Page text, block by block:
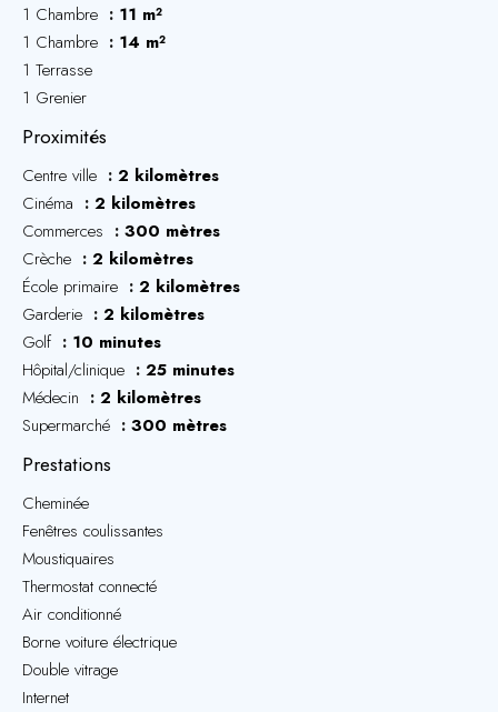
1 Chambre
11 m²
1 Chambre
14 m²
1 Terrasse
1 Grenier
Proximités
Centre ville
2 kilomètres
Cinéma
2 kilomètres
Commerces
300 mètres
Crèche
2 kilomètres
École primaire
2 kilomètres
Garderie
2 kilomètres
Golf
10 minutes
Hôpital/clinique
25 minutes
Médecin
2 kilomètres
Supermarché
300 mètres
Prestations
Cheminée
Fenêtres coulissantes
Moustiquaires
Thermostat connecté
Air conditionné
Borne voiture électrique
Double vitrage
Internet